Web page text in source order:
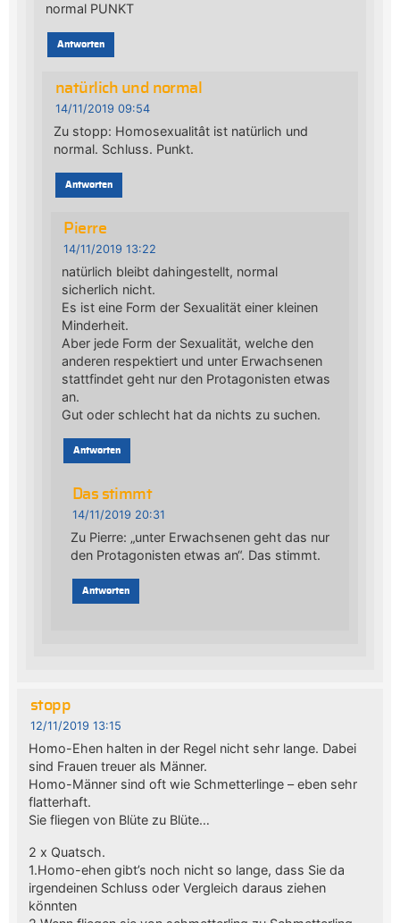
normal PUNKT
Antworten
natürlich und normal
14/11/2019 09:54
Zu stopp: Homosexualitât ist natürlich und
normal. Schluss. Punkt.
Antworten
Pierre
14/11/2019 13:22
natürlich bleibt dahingestellt, normal
sicherlich nicht.
Es ist eine Form der Sexualität einer kleinen
Minderheit.
Aber jede Form der Sexualität, welche den
anderen respektiert und unter Erwachsenen
stattfindet geht nur den Protagonisten etwas
an.
Gut oder schlecht hat da nichts zu suchen.
Antworten
Das stimmt
14/11/2019 20:31
Zu Pierre: „unter Erwachsenen geht das nur
den Protagonisten etwas an“. Das stimmt.
Antworten
stopp
12/11/2019 13:15
Homo-Ehen halten in der Regel nicht sehr lange. Dabei
sind Frauen treuer als Männer.
Homo-Männer sind oft wie Schmetterlinge – eben sehr
flatterhaft.
Sie fliegen von Blüte zu Blüte…
2 x Quatsch.
1.Homo-ehen gibt’s noch nicht so lange, dass Sie da
irgendeinen Schluss oder Vergleich daraus ziehen
könnten